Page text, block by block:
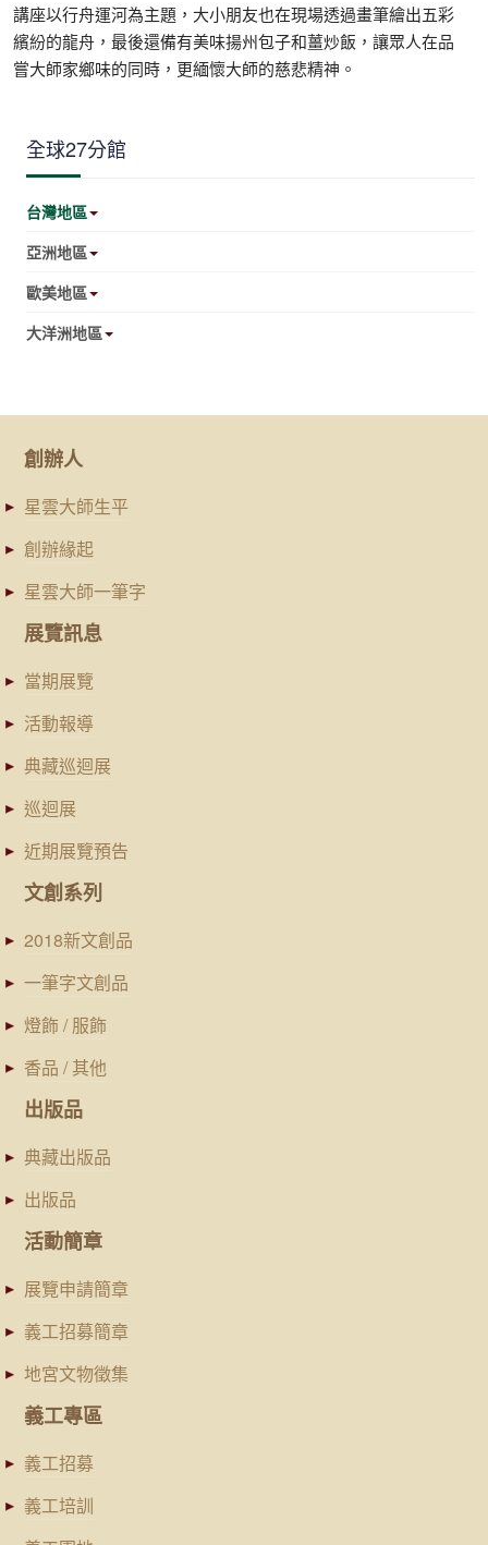
講座以行舟運河為主題，大小朋友也在現場透過畫筆繪出五彩
繽紛的龍舟，最後還備有美味揚州包子和薑炒飯，讓眾人在品
嘗大師家鄉味的同時，更緬懷大師的慈悲精神。
全球27分館
台灣地區
亞洲地區
歐美地區
大洋洲地區
創辦人
星雲大師生平
創辦緣起
星雲大師一筆字
展覽訊息
當期展覽
活動報導
典藏巡迴展
巡迴展
近期展覽預告
文創系列
2018新文創品
一筆字文創品
燈飾 / 服飾
香品 / 其他
出版品
典藏出版品
出版品
活動簡章
展覽申請簡章
義工招募簡章
地宮文物徵集
義工專區
義工招募
義工培訓